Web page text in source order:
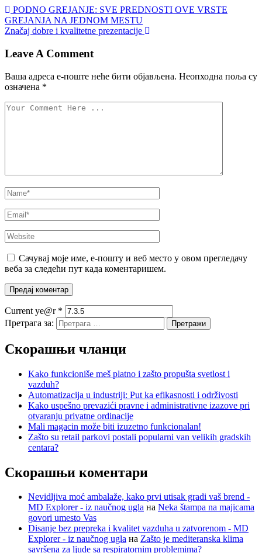
PODNO GREJANJE: SVE PREDNOSTI OVE VRSTE
GREJANJA NA JEDNOM MESTU
Značaj dobre i kvalitetne prezentacije
Leave A Comment
Ваша адреса е-поште неће бити објављена. Неопходна поља су
означена *
Сачувај моје име, е-пошту и веб место у овом прегледачу
веба за следећи пут када коментаришем.
Current ye@r *
Претрага за:
Скорашњи чланци
Kako funkcioniše meš platno i zašto propušta svetlost i
vazduh?
Automatizacija u industriji: Put ka efikasnosti i održivosti
Kako uspešno prevazići pravne i administrativne izazove pri
otvaranju privatne ordinacije
Mali magacin može biti izuzetno funkcionalan!
Zašto su retail parkovi postali popularni van velikih gradskih
centara?
Скорашњи коментари
Nevidljiva moć ambalaže, kako prvi utisak gradi vaš brend -
MD Explorer - iz naučnog ugla на Neka štampa na majicama
govori umesto Vas
Disanje bez prepreka i kvalitet vazduha u zatvorenom - MD
Explorer - iz naučnog ugla на Zašto je mediteranska klima
savršena za ljude sa respiratornim problemima?